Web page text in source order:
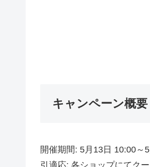
キャンペーン概要
開催期間: 5月13日 10:00～
引適応: 各ショップにてク